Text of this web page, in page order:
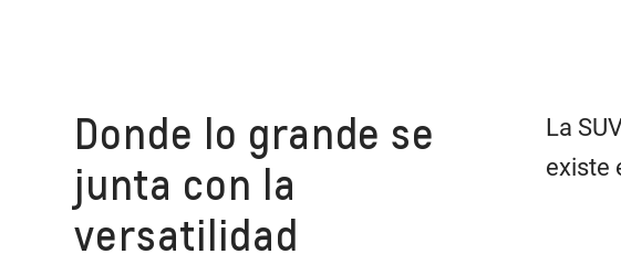
Donde lo grande se
junta con la
versatilidad
La
existe